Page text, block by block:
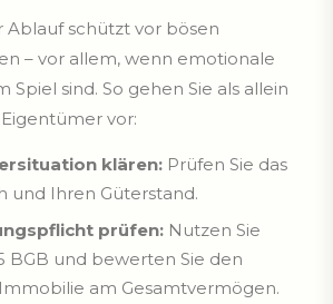
Ablauf schützt vor bösen
– vor allem, wenn emotionale
Spiel sind. So gehen Sie als allein
vor:
klären: Prüfen Sie das
und Ihren Güterstand.
prüfen: Nutzen Sie
BGB und bewerten Sie den
am Gesamtvermögen.